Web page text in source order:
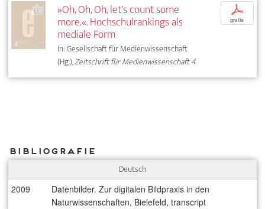
»Oh, Oh, Oh, let's count some
more.«. Hochschulrankings als
mediale Form
In: Gesellschaft für Medienwissenschaft
(Hg.),Zeitschrift für Medienwissenschaft 4
p
gratis
Bibliografie
Deutsch
2009
Datenbilder. Zur digitalen Bildpraxis in den
Naturwissenschaften, Bielefeld, transcript